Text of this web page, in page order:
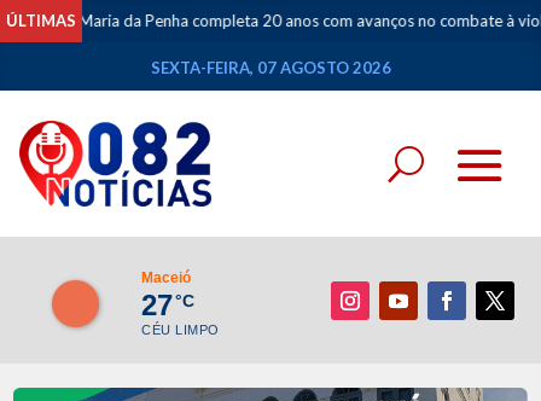
ÚLTIMAS
Maria da Penha completa 20 anos com avanços no combate à violência
SEXTA-FEIRA, 07 AGOSTO 2026
Maceió
27°C
CÉU LIMPO